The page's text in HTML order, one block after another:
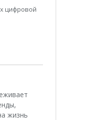
цифровой
жизнь